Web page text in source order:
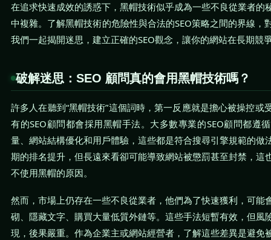
在追求快速成效的誘惑下，黑帽技術似乎成為一些不良從業者的
中複雜。了解黑帽技術的危險性與合法的SEO策略之間的界線，
我們一起揭開迷思，建立正確的SEO觀念，讓你的網站在長期競
破解迷思：SEO 顧問真的會用黑帽技術嗎？
許多人在聽到“黑帽技術”這個詞時，第一反應就是擔心被操控或
有的SEO顧問都會採用黑帽手法。大多數專業的SEO顧問都遵
量、網站結構優化和用戶體驗，這些都是符合搜尋引擎規範的做
期的排名提升，但長遠來看卻可能導致網站被懲罰甚至封禁，這
不使用黑帽的原因。
然而，市場上仍存在一些不良從業者，他們為了快速獲利，可能
砌、隱藏文字、購買大量低質外鏈等。這些手法短暫有效，但風
現，後果嚴重。作為企業主或網站經營者，了解這些差異是避免